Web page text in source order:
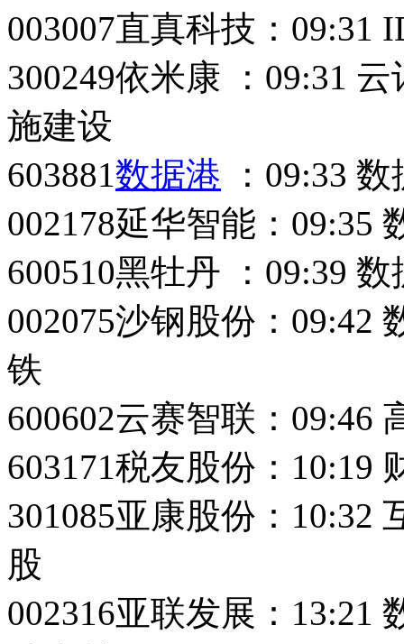
003007直真科技：09:31
300249依米康 ：09:31
施建设
603881数据港 ：09:33
002178延华智能：09:35
600510黑牡丹 ：09:39
002075沙钢股份：09:42
铁
600602云赛智联：09:46
603171税友股份：10:19
301085亚康股份：10:32
股
002316亚联发展：13:21